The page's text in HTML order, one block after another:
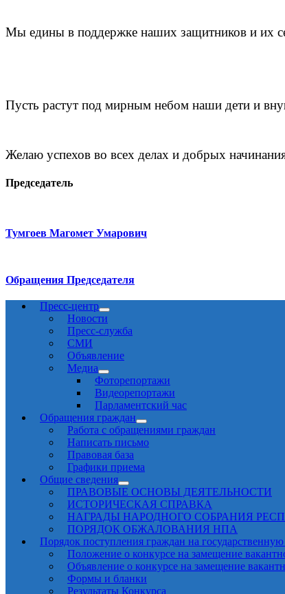
Мы едины в поддержке наших защитников и их
Пусть растут под мирным небом наши дети и
Желаю успехов во всех делах и добрых
Председатель
Тумгоев Магомет Умарович
Обращения Председателя
Пресс-центр
Новости
Пресс-служба
СМИ
Объявление
Медиа
Фоторепортажи
Видеорепортажи
Парламентский час
Обращения граждан
Работа с обращениями граждан
Написать письмо
Правовая база
Графики приема
Общие сведения
ПРАВОВЫЕ ОСНОВЫ ДЕЯТЕЛЬНОСТИ
ИСТОРИЧЕСКАЯ СПРАВКА
НАГРАДЫ НАРОДНОГО СОБРАНИЯ
ПОРЯДОК ОБЖАЛОВАНИЯ НПА
Порядок поступления граждан на
Положение о конкурсе на замещение
Объявление о конкурсе на замещение
Формы и бланки
Результаты Конкурса